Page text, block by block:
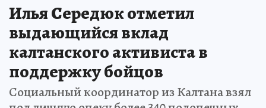
Илья Середюк отметил
выдающийся вклад
калтанского активиста в
поддержку бойцов
Социальный координатор из Калтана взял